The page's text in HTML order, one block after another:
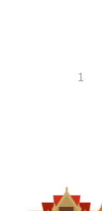
1